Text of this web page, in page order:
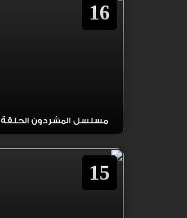
16
مسلسل المشردون الحلقة 16 مترجمة
15